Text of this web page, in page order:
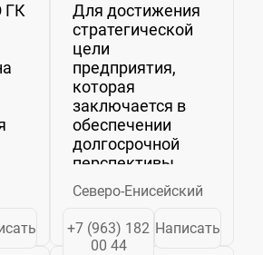
ГК
Для достижения
стратегической
цели
предприятия,
которая
заключается в
обеспечении
долгосрочной
перспективы
эффективной
производственной
деятельности,
необходимо
Северо-Енисейский
+7 (963) 182
00 44
Написать